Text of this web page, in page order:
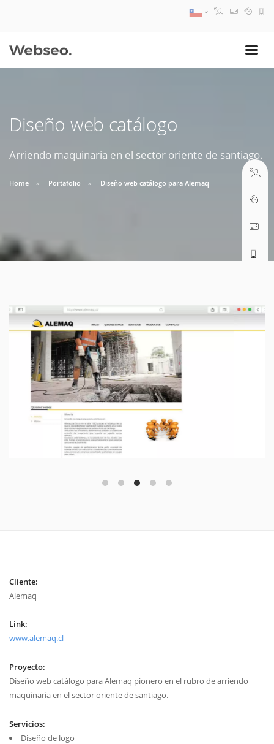
Diseño web catálogo
Arriendo maquinaria en el sector oriente de santiago.
Home Portafolio Diseño web catálogo para Alemaq
Cliente:
Alemaq
Link:
www.alemaq.cl
Proyecto:
Diseño web catálogo para Alemaq pionero en el rubro de arriendo
maquinaria en el sector oriente de santiago.
Servicios:
Diseño de logo
09:30 AM A 18:30 PM
soporte@webseo.cl